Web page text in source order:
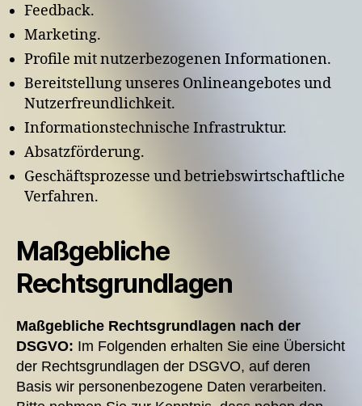
Feedback.
Marketing.
Profile mit nutzerbezogenen Informationen.
Bereitstellung unseres Onlineangebotes und
Nutzerfreundlichkeit.
Informationstechnische Infrastruktur.
Absatzförderung.
Geschäftsprozesse und betriebswirtschaftliche
Verfahren.
Maßgebliche
Rechtsgrundlagen
Maßgebliche Rechtsgrundlagen nach der
DSGVO: Im Folgenden erhalten Sie eine Übersicht
der Rechtsgrundlagen der DSGVO, auf deren
Basis wir personenbezogene Daten verarbeiten.